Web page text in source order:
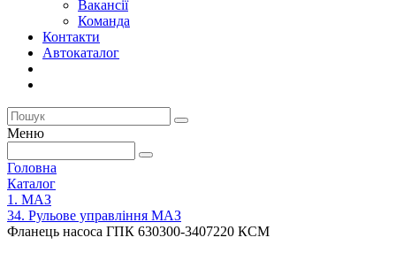
Вакансії
Команда
Контакти
Автокаталог
Меню
Головна
Каталог
1. МАЗ
34. Рульове управління МАЗ
Фланець насоса ГПК 630300-3407220 КСМ